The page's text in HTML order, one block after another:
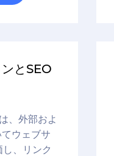
とSEO
、外部およ
ウェブサ
、リンク